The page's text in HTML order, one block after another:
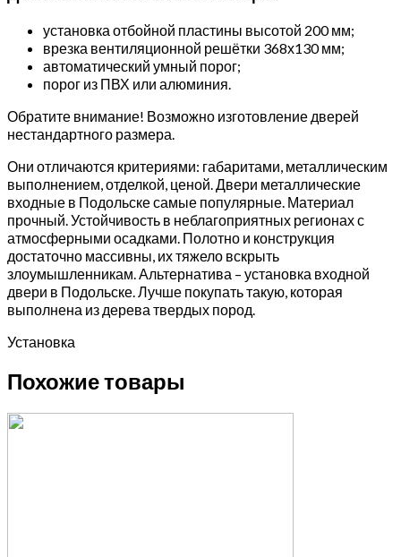
установка отбойной пластины высотой 200 мм;
врезка вентиляционной решётки 368х130 мм;
автоматический умный порог;
порог из ПВХ или алюминия.
Обратите внимание! Возможно изготовление дверей
нестандартного размера.
Они отличаются критериями: габаритами, металлическим
выполнением, отделкой, ценой. Двери металлические
входные в Подольске самые популярные. Материал
прочный. Устойчивость в неблагоприятных регионах с
атмосферными осадками. Полотно и конструкция
достаточно массивны, их тяжело вскрыть
злоумышленникам. Альтернатива – установка входной
двери в Подольске. Лучше покупать такую, которая
выполнена из дерева твердых пород.
Установка
Похожие товары